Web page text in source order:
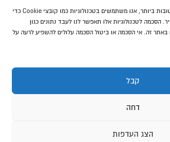
כדי לספק את חוויות המשתמש הטובות ביותר, אנו משתמשים בטכנולוגיות כמו קובצי Cookie כדי
הסכמה לטכנולוגיות אלו תאפשר לנו לעבד נתונים כגון
באתר זה. אי הסכמה או ביטול הסכמה עלולים להשפיע לרעה על
קבל
דחה
הצג העדפות
רכישה מאובטחת SSL